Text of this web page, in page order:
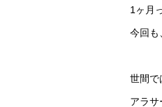
1ヶ月
今回も
世間で
アラサ